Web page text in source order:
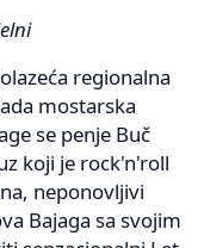
regionalna
mostarska
se penje Buč
koji je rock'n'roll
neponovljivi
Bajaga sa svojim